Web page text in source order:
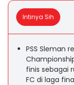
Intinya Sih
PSS Sleman
finis sebagai
FC di laga